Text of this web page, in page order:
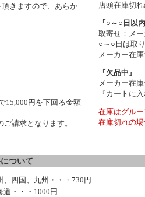
きますので、あらか
15,000円を下回る金額
請求となります。
店頭在庫切
『○～○日以
取寄せ：メー
○～○日は取
メーカー在
『欠品中』
メーカー在
『カートに
在庫はグル
在庫切れの
ついて
、四国、九州・・・730円
道・・・1000円